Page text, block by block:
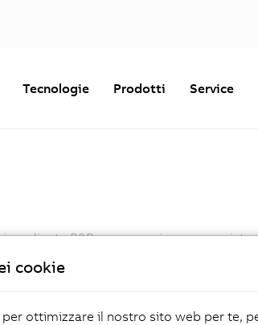
Tecnologie Prodotti Service
cliente B&R ma non sei ancora
cookie
ottimizzare il nostro sito web per te,